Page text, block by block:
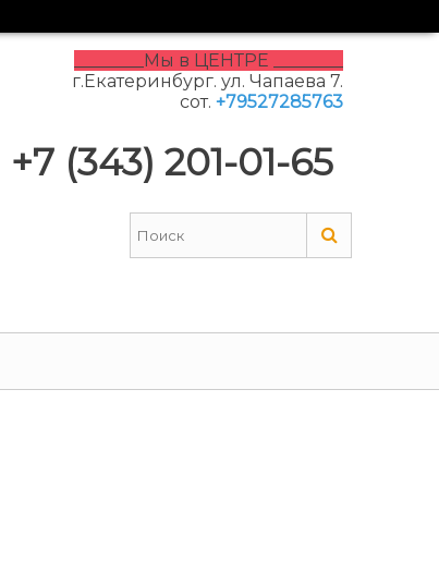
________Мы в ЦЕНТРЕ ________
г.Екатеринбург. ул. Чапаева 7.
сот. +79527285763
+7 (343) 201-01-65